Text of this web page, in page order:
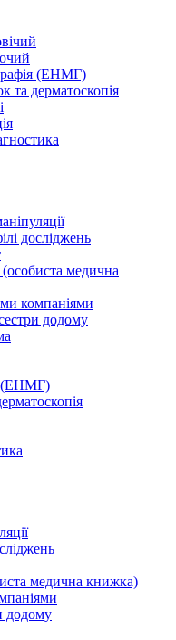
(ЕНМГ)
та дерматоскопія
досліджень
медична
компаніями
додому
(ЕНМГ)
медична книжка)
додому